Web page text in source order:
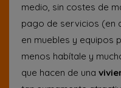
medio, sin costes de
pago de servicios (en
en muebles y equipos
menos habítale y
que hacen de una